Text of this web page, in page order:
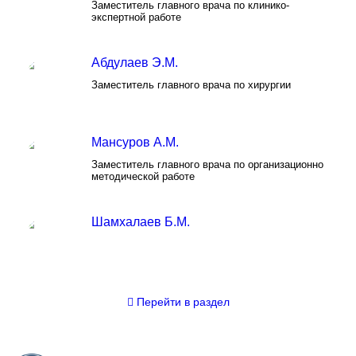
Заместитель главного врача по клинико-
экспертной работе
Абдулаев Э.М.
Заместитель главного врача по хирургии
Мансуров А.М.
Заместитель главного врача по организационно
методической работе
Шамхалаев Б.М.
Перейти в раздел